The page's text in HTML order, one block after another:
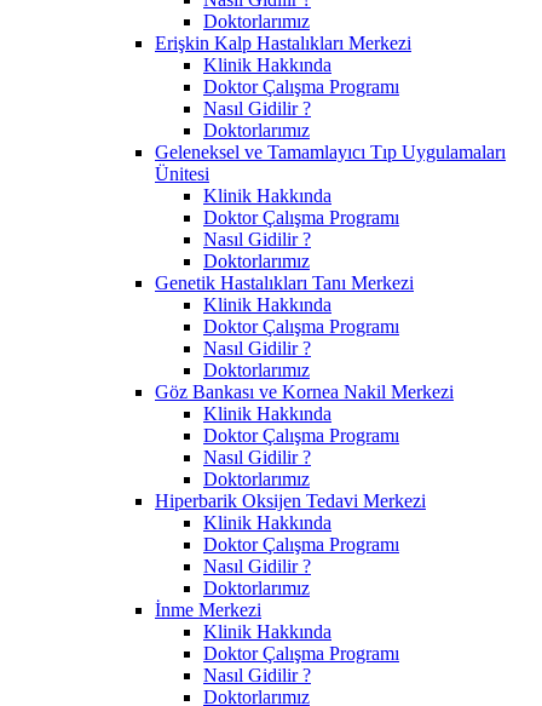
Doktorlarımız
Erişkin Kalp Hastalıkları Merkezi
Klinik Hakkında
Doktor Çalışma Programı
Nasıl Gidilir ?
Doktorlarımız
Geleneksel ve Tamamlayıcı Tıp Uygulamaları
Ünitesi
Klinik Hakkında
Doktor Çalışma Programı
Nasıl Gidilir ?
Doktorlarımız
Genetik Hastalıkları Tanı Merkezi
Klinik Hakkında
Doktor Çalışma Programı
Nasıl Gidilir ?
Doktorlarımız
Göz Bankası ve Kornea Nakil Merkezi
Klinik Hakkında
Doktor Çalışma Programı
Nasıl Gidilir ?
Doktorlarımız
Hiperbarik Oksijen Tedavi Merkezi
Klinik Hakkında
Doktor Çalışma Programı
Nasıl Gidilir ?
Doktorlarımız
İnme Merkezi
Klinik Hakkında
Doktor Çalışma Programı
Nasıl Gidilir ?
Doktorlarımız